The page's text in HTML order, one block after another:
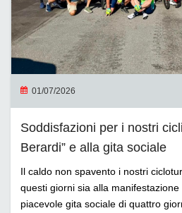
01/07/2026
Soddisfazioni per i nostri
Berardi” e alla gita sociale
Il caldo non spavento i nostri
questi giorni sia alla
piacevole gita sociale di quattro